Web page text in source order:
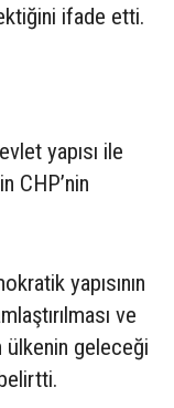
ifade etti.
yapısı ile
CHP’nin
yapısının
ve
ülkenin geleceği